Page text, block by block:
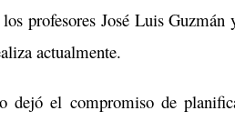
profesores José Luis
actualmente.
dejó el compromiso de